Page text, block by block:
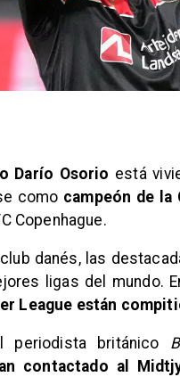
Darío Osorio está
como campeón de la
Copenhague.
danés, las
ligas del mundo.
League están
periodista británico
contactado al